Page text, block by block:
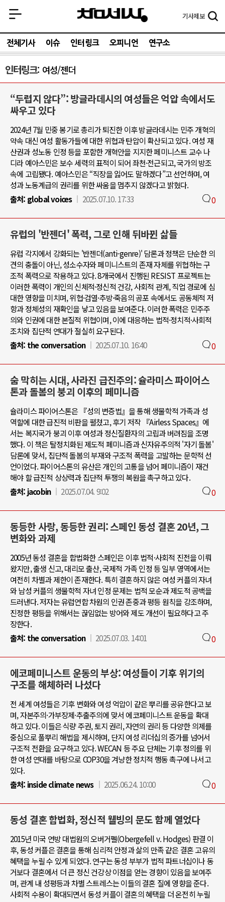
기사제보
전체기사 이슈 인터링크 오피니언 연구소
인터링크 여성/젠더
“두렵지 않다”: 방글라데시의 여성들은 억압 속에서도
싸우고 있다
2024년 7월 민중 봉기로 총리가 퇴진한 이후 방글라데시는 민주 개혁의
약속 대신 여성 활동가들에 대한 위협과 탄압이 확산되고 있다. 여성 재
산권과 성노동 인정 등을 포함한 개혁안을 지지한 페미니스트 교수 나
디라 예아스민은 보수 세력의 표적이 되어 좌천·전근되고, 국가의 방조
속에 고립됐다. 예아스민은 “직장을 잃어도 말하겠다”고 선언하며, 여
성과 노동계급의 권리를 위한 싸움을 멈추지 않겠다고 밝혔다.
출처: global voices 2025.07.10. 17:33 0
유럽의 '반젠더' 폭력, 그로 인해 뒤바뀐 삶들
유럽 각지에서 강화되는 '반젠더(anti-genre)' 담론과 정책은 단순한 의
견의 충돌이 아닌, 성소수자와 페미니스트의 존재 자체를 위협하는 구
조적 폭력으로 작용하고 있다. 8개국에서 진행된 RESIST 프로젝트는
이러한 폭력이 개인의 신체적·정신적 건강, 사회적 관계, 직업 경로에 심
대한 영향을 미치며, 위협·검열·추방·죽음의 공포 속에서도 공동체적 저
항과 정체성의 재확인을 낳고 있음을 보여준다. 이러한 폭력은 민주주
의와 인권에 대한 본질적 위협이며, 이에 대응하는 법적·정치적·사회적
조치와 집단적 연대가 절실히 요구된다.
출처: the conversation 2025.07.10. 16:40 0
숨 막히는 시대, 사라진 급진주의: 슐라미스 파이어스
톤과 돌봄의 붕괴 이후의 페미니즘
슐라미스 파이어스톤은 『성의 변증법』을 통해 생물학적 가족과 성
역할에 대한 급진적 비판을 펼쳤고, 후기 저작 『Airless Spaces』에
서는 복지국가 붕괴 이후 여성과 정신질환자의 고립과 버려짐을 조명
했다. 이 책은 탈정치화된 제도적 페미니즘과 신자유주의적 '자기 돌봄'
담론에 맞서, 집단적 돌봄의 부재와 구조적 폭력을 고발하는 문학적 선
언이었다. 파이어스톤의 유산은 개인의 고통을 넘어 페미니즘이 재건
해야 할 급진적 상상력과 집단적 투쟁의 복원을 촉구하고 있다.
출처: jacobin 2025.07.04. 9:02 0
동등한 사랑, 동등한 권리: 스페인 동성 결혼 20년, 그
변화와 과제
2005년 동성 결혼을 합법화한 스페인은 이후 법적·사회적 진전을 이뤄
왔지만, 출생 신고, 대리모 출산, 국제적 가족 인정 등 일부 영역에서는
여전히 차별과 제한이 존재한다. 특히 결혼하지 않은 여성 커플의 자녀
와 남성 커플의 생물학적 자녀 인정 문제는 법적 모순과 제도적 공백을
드러낸다. 저자는 유럽연합 차원의 인권 존중과 평등 원칙을 강조하며,
진정한 평등을 위해서는 끊임없는 방어와 제도 개선이 필요하다고 주
장한다.
출처: the conversation 2025.07.03. 14:01 0
에코페미니스트 운동의 부상: 여성들이 기후 위기의
구조를 해체하러 나섰다
전 세계 여성들은 기후 변화와 여성 억압이 같은 뿌리를 공유한다고 보
며, 자본주의·가부장제·추출주의에 맞서 에코페미니스트 운동을 확대
하고 있다. 이들은 식량 주권, 토지 권리, 자연의 권리 등 다양한 의제를
중심으로 풀뿌리 해법을 제시하며, 단지 여성 리더십의 증가를 넘어서
구조적 전환을 요구하고 있다. WECAN 등 주요 단체는 기후 정의를 위
한 여성 연대를 바탕으로 COP30을 겨냥한 정치적 행동 촉구에 나서고
있다.
출처: inside climate news 2025.06.24. 10:00 0
동성 결혼 합법화, 정신적 웰빙의 문도 함께 열었다
2015년 미국 연방 대법원의 오버거펠(Obergefell v. Hodges) 판결 이
후, 동성 커플은 결혼을 통해 심리적 안정과 삶의 만족 같은 결혼 고유의
혜택을 누릴 수 있게 되었다. 연구는 동성 부부가 법적 파트너십이나 동
거보다 결혼에서 더 큰 정신 건강상 이점을 얻는 경향이 있음을 보여주
며, 관계 내 성평등과 차별 스트레스는 이들의 결혼 질에 영향을 준다.
사회적 수용이 확대되면서 동성 커플이 결혼의 혜택을 더 온전히 누릴